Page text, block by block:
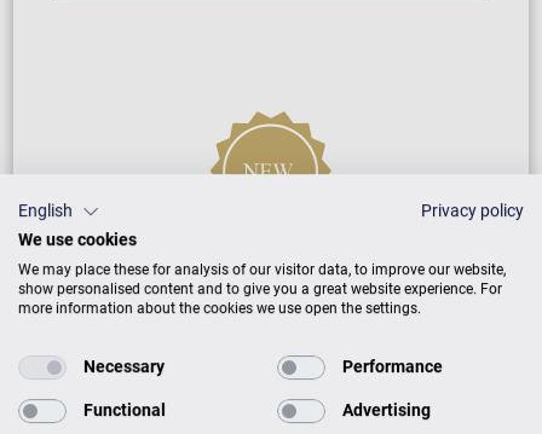
Neuinstrument
English
Privacy policy
We use cookies
We may place these for analysis of our visitor data, to improve our website,
show personalised content and to give you a great website experience. For
more information about the cookies we use open the settings.
Necessary Performance
Functional Advertising